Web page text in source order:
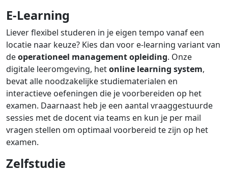
E-Learning
Liever flexibel studeren in je eigen tempo vanaf een
locatie naar keuze? Kies dan voor e-learning variant van
deoperationeel management opleiding. Onze
digitale leeromgeving, hetonline learning system,
bevat alle noodzakelijke studiematerialen en
interactieve oefeningen die je voorbereiden op het
examen. Daarnaast heb je een aantal vraaggestuurde
sessies met de docent via teams en kun je per mail
vragen stellen om optimaal voorbereid te zijn op het
examen.
Zelfstudie